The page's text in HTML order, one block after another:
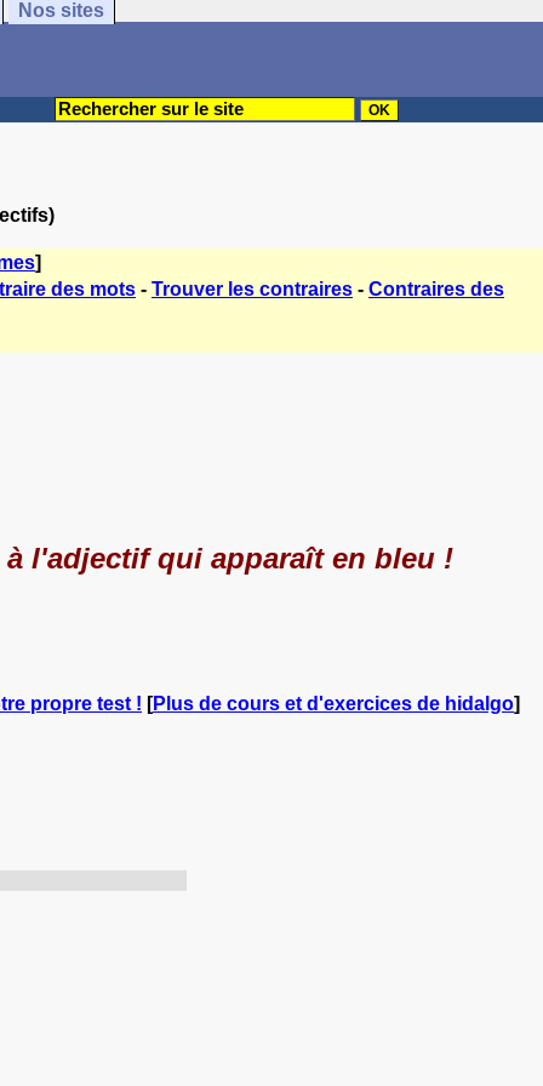
Nos sites
]
des mots - Trouver les contraires - Contraires des
l'adjectif qui apparaît en bleu !
propre test ! [Plus de cours et d'exercices de hidalgo]